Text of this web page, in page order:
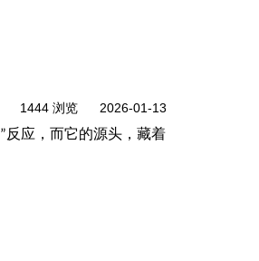
1444 浏览 2026-01-13
”反应，而它的源头，藏着